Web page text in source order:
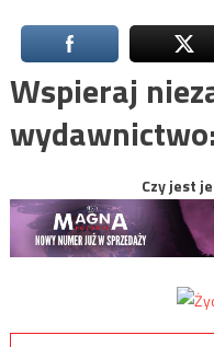
Wspieraj
wydawnictwo:
Czy jest